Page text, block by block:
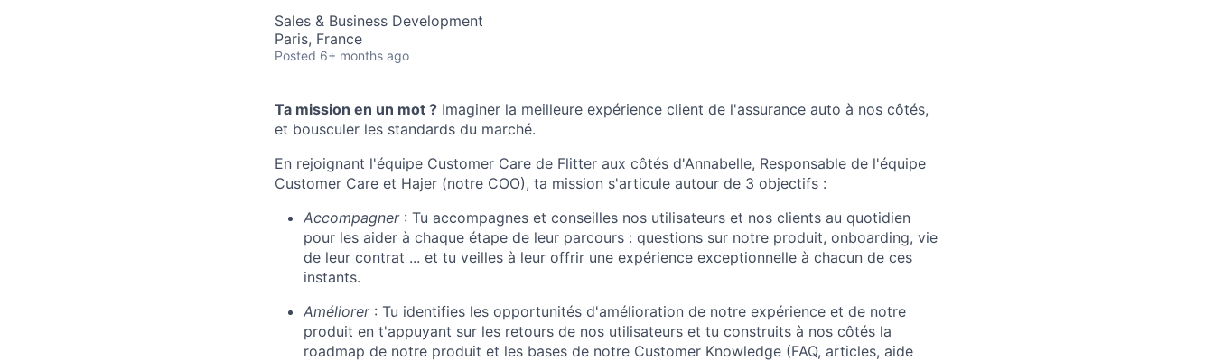
Sales & Business Development
Paris, France
Posted 6+ months ago
Ta mission en un mot ? Imaginer la meilleure expérience client de l'assurance auto à nos côtés,
et bousculer les standards du marché.
En rejoignant l'équipe Customer Care de Flitter aux côtés d'Annabelle, Responsable de l'équipe
Customer Care et Hajer (notre COO), ta mission s'articule autour de 3 objectifs :
Accompagner: Tu accompagnes et conseilles nos utilisateurs et nos clients au quotidien
pour les aider à chaque étape de leur parcours : questions sur notre produit, onboarding, vie
de leur contrat ... et tu veilles à leur offrir une expérience exceptionnelle à chacun de ces
instants.
Améliorer: Tu identifies les opportunités d'amélioration de notre expérience et de notre
produit en t'appuyant sur les retours de nos utilisateurs et tu construits à nos côtés la
roadmap de notre produit et les bases de notre Customer Knowledge (FAQ, articles, aide